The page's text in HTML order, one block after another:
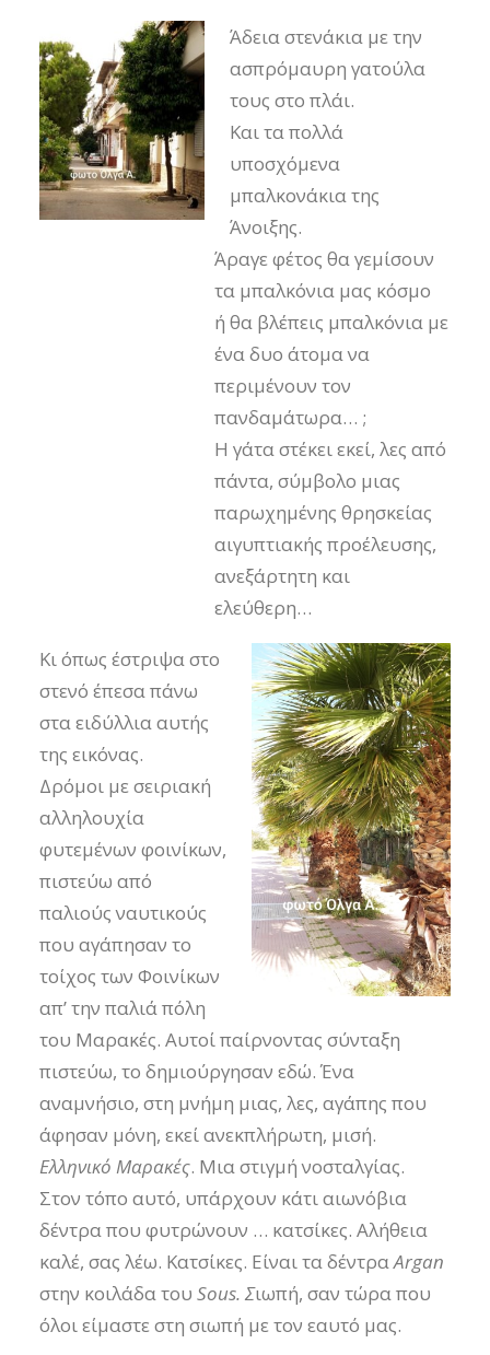
Άδεια στενάκια με την
ασπρόμαυρη γατούλα
τους στο πλάι.
Και τα πολλά
υποσχόμενα
μπαλκονάκια της
Άνοιξης.
Άραγε φέτος θα γεμίσουν
τα μπαλκόνια μας κόσμο
ή θα βλέπεις μπαλκόνια με
ένα δυο άτομα να
περιμένουν τον
πανδαμάτωρα… ;
Η γάτα στέκει εκεί, λες από
πάντα, σύμβολο μιας
παρωχημένης θρησκείας
αιγυπτιακής προέλευσης,
ανεξάρτητη και
ελεύθερη…
Κι όπως έστριψα στο
στενό έπεσα πάνω
στα ειδύλλια αυτής
της εικόνας.
Δρόμοι με σειριακή
αλληλουχία
φυτεμένων φοινίκων,
πιστεύω από
παλιούς ναυτικούς
που αγάπησαν το
τοίχος των Φοινίκων
απ’ την παλιά πόλη
του Μαρακές. Αυτοί παίρνοντας σύνταξη
πιστεύω, το δημιούργησαν εδώ. Ένα
αναμνήσιο, στη μνήμη μιας, λες, αγάπης που
άφησαν μόνη, εκεί ανεκπλήρωτη, μισή.
Ελληνικό Μαρακές. Μια στιγμή νοσταλγίας.
Στον τόπο αυτό, υπάρχουν κάτι αιωνόβια
δέντρα που φυτρώνουν … κατσίκες. Αλήθεια
καλέ, σας λέω. Κατσίκες. Είναι τα δέντραArgan
στην κοιλάδα του Sous. Σιωπή, σαν τώρα που
όλοι είμαστε στη σιωπή με τον εαυτό μας.